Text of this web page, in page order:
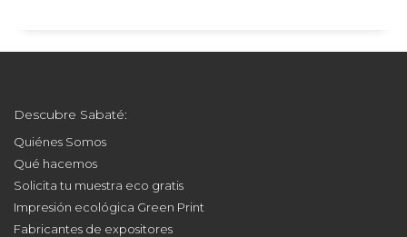
Descubre Sabaté:
Quiénes Somos
Qué hacemos
Solicita tu muestra eco gratis
Impresión ecológica Green Print
Fabricantes de expositores